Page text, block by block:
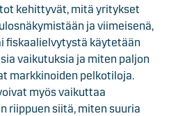
kehittyvät, mitä yritykset
ja viimeisenä,
fiskaalielvytystä käytetään
vaikutuksia ja miten paljon
markkinoiden pelkotiloja.
myös vaikuttaa
riippuen siitä, miten suuria